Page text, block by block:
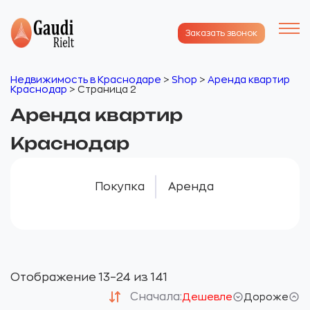
Заказать звонок
Недвижимость в Краснодаре > Shop > Аренда квартир
Краснодар > Страница 2
Аренда квартир
Краснодар
Покупка Аренда
Отображение 13–24 из 141
Сначала:Дешевле Дороже